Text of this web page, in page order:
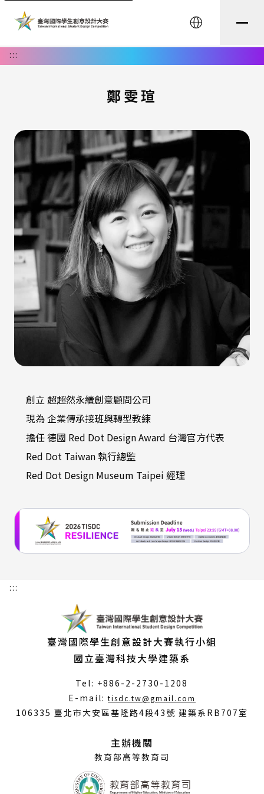
English
:::
鄭雯瑄
創立 超超然永續創意顧問公司
現為 企業傳承接班與轉型教練
擔任 德國 Red Dot Design Award 台灣官方代表
Red Dot Taiwan 執行總監
Red Dot Design Museum Taipei 經理
:::
臺灣國際學生創意設計大賽執行小組
國立臺灣科技大學建築系
Tel: +886-2-2730-1208
E-mail:tisdc.tw@gmail.com
開
106335 臺北市大安區基隆路4段43號 建築系RB707室
主辦機關
教育部高等教育司